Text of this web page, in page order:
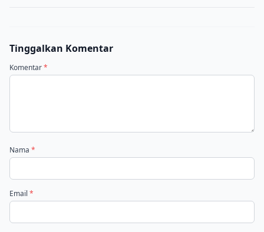
Tinggalkan Komentar
Komentar*
Nama *
Email *